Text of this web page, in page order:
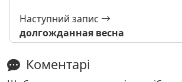
Наступний запис
долгожданная весна
Коментарі